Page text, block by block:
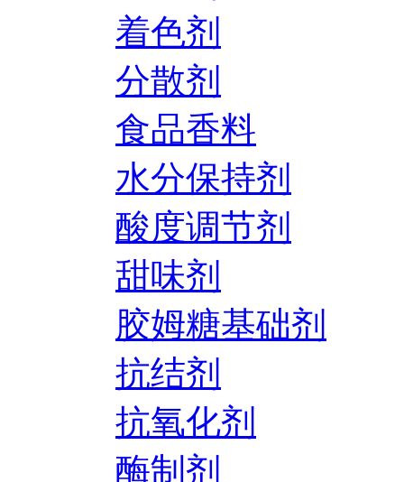
着色剂
分散剂
食品香料
水分保持剂
酸度调节剂
甜味剂
胶姆糖基础剂
抗结剂
抗氧化剂
酶制剂